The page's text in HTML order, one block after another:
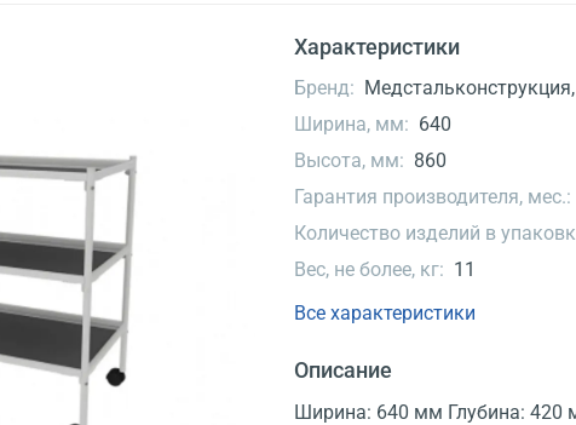
Характеристики
Бренд:
Ширина, мм: 640
Высота, мм: 860
Гарантия производителя, мес.:
Количество изделий в
Вес, не более, кг: 11
Все характеристики
Описание
Ширина: 640 мм Глубина: 420